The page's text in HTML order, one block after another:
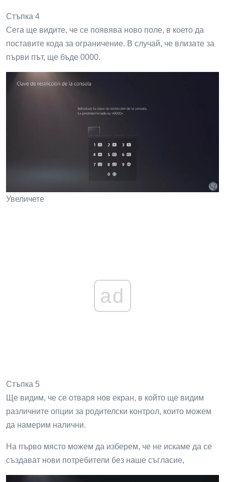
Стъпка 4
Сега ще видите, че се появява ново поле, в което да
поставите кода за ограничение. В случай, че влизате за
първи път, ще бъде 0000.
Увеличете
ad
Стъпка 5
Ще видим, че се отваря нов екран, в който ще видим
различните опции за родителски контрол, които можем
да намерим налични.
На първо място можем да изберем, че не искаме да се
създават нови потребители без наше съгласие,